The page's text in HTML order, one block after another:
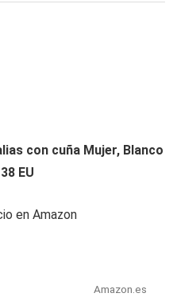
con cuña Mujer, Blanco
EU
en Amazon
Amazon.es